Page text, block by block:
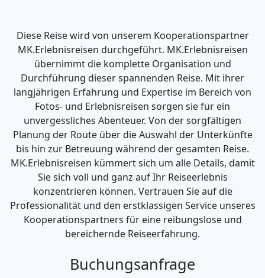
Diese Reise wird von unserem Kooperationspartner
MK.Erlebnisreisen durchgeführt. MK.Erlebnisreisen
übernimmt die komplette Organisation und
Durchführung dieser spannenden Reise. Mit ihrer
langjährigen Erfahrung und Expertise im Bereich von
Fotos- und Erlebnisreisen sorgen sie für ein
unvergessliches Abenteuer. Von der sorgfältigen
Planung der Route über die Auswahl der Unterkünfte
bis hin zur Betreuung während der gesamten Reise.
MK.Erlebnisreisen kümmert sich um alle Details, damit
Sie sich voll und ganz auf Ihr Reiseerlebnis
konzentrieren können. Vertrauen Sie auf die
Professionalität und den erstklassigen Service unseres
Kooperationspartners für eine reibungslose und
bereichernde Reiseerfahrung.
Buchungsanfrage